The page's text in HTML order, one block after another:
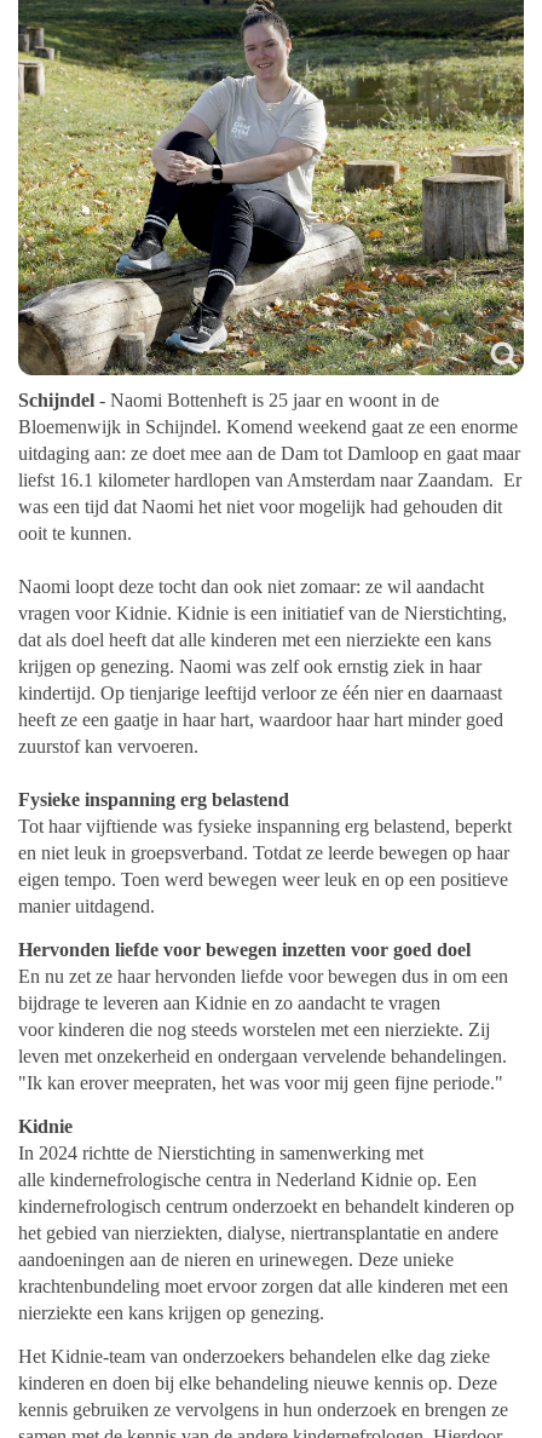
Schijndel - Naomi Bottenheft is 25 jaar en woont in de
Bloemenwijk in Schijndel. Komend weekend gaat ze een enorme
uitdaging aan: ze doet mee aan de Dam tot Damloop en gaat maar
liefst 16.1 kilometer hardlopen van Amsterdam naar Zaandam. Er
was een tijd dat Naomi het niet voor mogelijk had gehouden dit
ooit te kunnen.
Naomi loopt deze tocht dan ook niet zomaar: ze wil aandacht
vragen voor Kidnie. Kidnie is een initiatief van de Nierstichting,
dat als doel heeft dat alle kinderen met een nierziekte een kans
krijgen op genezing. Naomi was zelf ook ernstig ziek in haar
kindertijd. Op tienjarige leeftijd verloor ze één nier en daarnaast
heeft ze een gaatje in haar hart, waardoor haar hart minder goed
zuurstof kan vervoeren.
Fysieke inspanning erg belastend
Tot haar vijftiende was fysieke inspanning erg belastend, beperkt
en niet leuk in groepsverband. Totdat ze leerde bewegen op haar
eigen tempo. Toen werd bewegen weer leuk en op een positieve
manier uitdagend.
Hervonden liefde voor bewegen inzetten voor goed doel
En nu zet ze haar hervonden liefde voor bewegen dus in om een
bijdrage te leveren aan Kidnie en zo aandacht te vragen
voor kinderen die nog steeds worstelen met een nierziekte. Zij
leven met onzekerheid en ondergaan vervelende behandelingen.
"Ik kan erover meepraten, het was voor mij geen fijne periode."
Kidnie
In 2024 richtte de Nierstichting in samenwerking met
alle kindernefrologische centra in Nederland Kidnie op. Een
kindernefrologisch centrum onderzoekt en behandelt kinderen op
het gebied van nierziekten, dialyse, niertransplantatie en andere
aandoeningen aan de nieren en urinewegen. Deze unieke
krachtenbundeling moet ervoor zorgen dat alle kinderen met een
nierziekte een kans krijgen op genezing.
Het Kidnie-team van onderzoekers behandelen elke dag zieke
kinderen en doen bij elke behandeling nieuwe kennis op. Deze
kennis gebruiken ze vervolgens in hun onderzoek en brengen ze